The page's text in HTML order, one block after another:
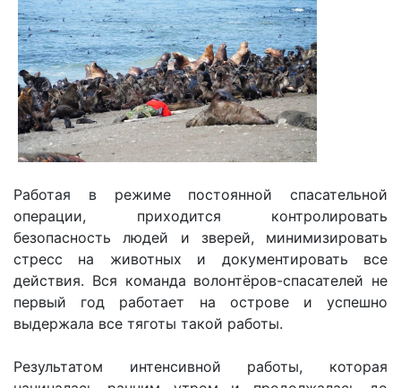
Работая в режиме постоянной спасательной
операции, приходится контролировать
безопасность людей и зверей, минимизировать
стресс на животных и документировать все
действия. Вся команда волонтёров-спасателей не
первый год работает на острове и успешно
выдержала все тяготы такой работы.
Результатом интенсивной работы, которая